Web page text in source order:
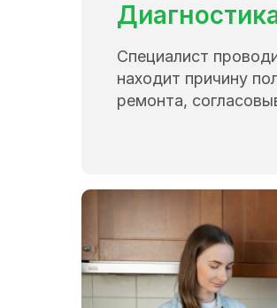
Специалист
находит причину
ремонта,